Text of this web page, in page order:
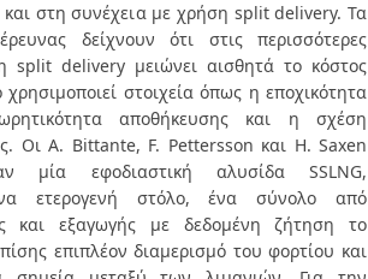
και στη συνέχεια με χρήση split delivery. Τα
δείχνουν ότι στις περισσότερες
split delivery μειώνει αισθητά το κόστος
στοιχεία όπως η εποχικότητα
αποθήκευσης και η σχέση
Οι A. Bittante, F. Pettersson και H. Saxen
μία εφοδιαστική αλυσίδα SSLNG,
ετερογενή στόλο, ένα σύνολο από
και εξαγωγής με δεδομένη ζήτηση το
επιπλέον διαμερισμό του φορτίου και